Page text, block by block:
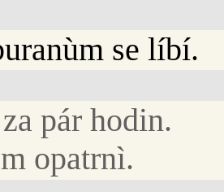
se líbí.
pár hodin.
opatrnì.